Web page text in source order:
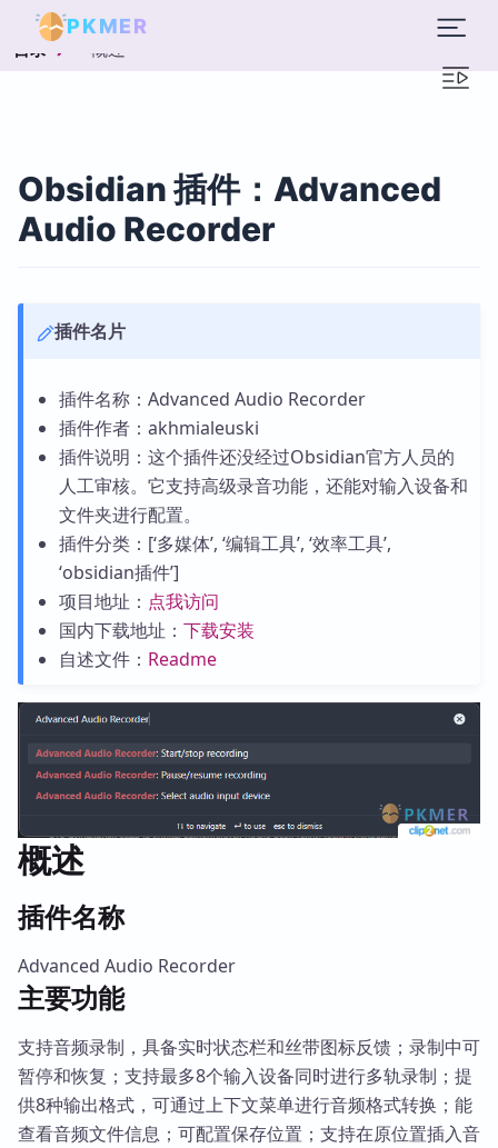
PKMER
目录 概述
Obsidian 插件：Advanced
Audio Recorder
插件名片
插件名称：Advanced Audio Recorder
插件作者：akhmialeuski
插件说明：这个插件还没经过Obsidian官方人员的
人工审核。它支持高级录音功能，还能对输入设备和
文件夹进行配置。
插件分类：[‘多媒体’, ‘编辑工具’, ‘效率工具’,
‘obsidian插件’]
项目地址： 点我访问
国内下载地址： 下载安装
自述文件： Readme
概述
插件名称
Advanced Audio Recorder
主要功能
支持音频录制，具备实时状态栏和丝带图标反馈；录制中可
暂停和恢复；支持最多8个输入设备同时进行多轨录制；提
供8种输出格式，可通过上下文菜单进行音频格式转换；能
查看音频文件信息；可配置保存位置；支持在原位置插入音